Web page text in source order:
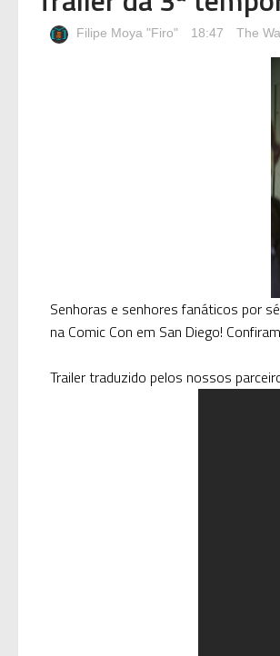
Filipe Moya "Firo" 18:47 The
Senhoras e senhores fanáticos por
na Comic Con em San Diego!
Trailer traduzido pelos nossos